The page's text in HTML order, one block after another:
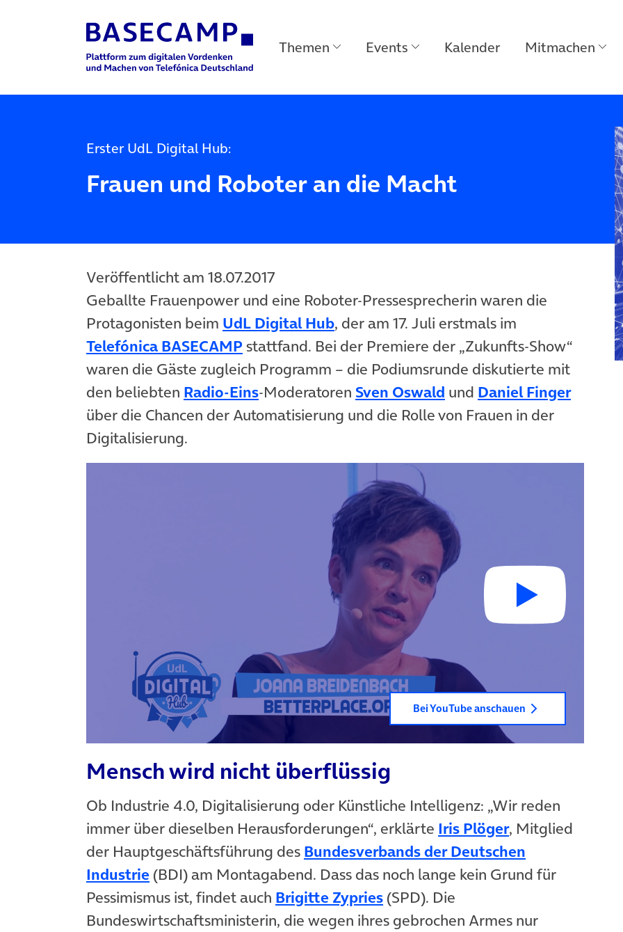
Main Navigation Themen Events Kalender Mitmachen
Erster UdL Digital Hub:
Frauen und Roboter an die Macht
Veröffentlicht am 18.07.2017
Geballte Frauenpower und eine Roboter-Pressesprecherin waren die
Protagonisten beim UdL Digital Hub(öffnet in neuem Tab)
, der am 17. Juli erstmals im
Telefónica BASECAMP (öffnet in neuem Tab)
stattfand. Bei der Premiere der „Zukunfts-Show“
waren die Gäste zugleich Programm – die Podiumsrunde diskutierte mit
den beliebten Radio-Eins(öffnet in neuem Tab)
-Moderatoren Sven Oswald (öffnet in neuem Tab)
und Daniel Finger(öffnet
über die Chancen der Automatisierung und die Rolle von Frauen in der
Digitalisierung.
Bei YouTube anschauen
Mensch wird nicht überflüssig
Ob Industrie 4.0, Digitalisierung oder Künstliche Intelligenz: „Wir reden
immer über dieselben Herausforderungen“, erklärte Iris Plöger(öffnet in neuem
, Mitglied
der Hauptgeschäftsführung des Bundesverbands der Deutschen
Industrie(öffnet in neuem Tab)
(BDI) am Montagabend. Dass das noch lange kein Grund für
Pessimismus ist, findet auch Brigitte Zypries(öffnet in neuem Tab)
(SPD). Die
Bundeswirtschaftsministerin, die wegen ihres gebrochen Armes nur